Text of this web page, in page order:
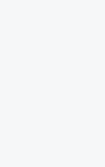
SUV -